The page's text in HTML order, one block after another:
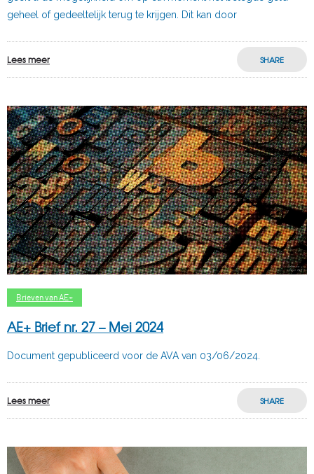
geheel of gedeeltelijk terug te krijgen. Dit kan door
Lees meer SHARE
Brieven van AE+
AE+ Brief nr. 27 – Mei 2024
Document gepubliceerd voor de AVA van 03/06/2024.
Lees meer SHARE